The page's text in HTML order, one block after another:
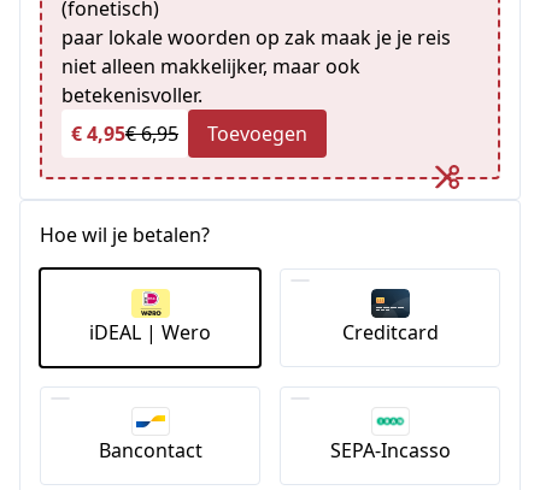
(fonetisch)
paar lokale woorden op zak maak je je reis
niet alleen makkelijker, maar ook
betekenisvoller.
€ 4,95€ 6,95 Toevoegen
Hoe wil je betalen?
iDEAL | Wero Creditcard
Bancontact SEPA-Incasso